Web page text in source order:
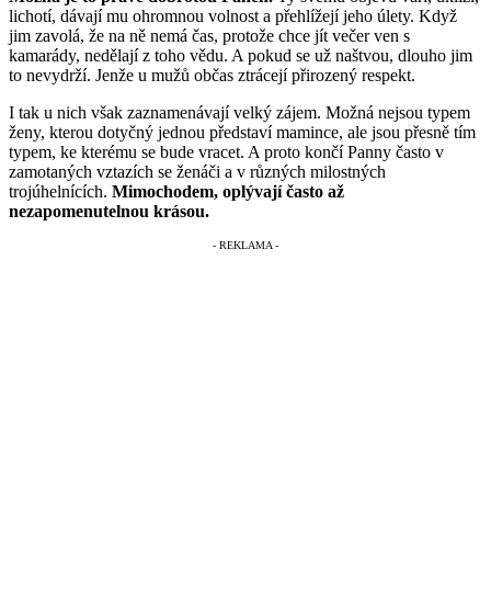
lichotí, dávají mu ohromnou volnost a přehlížejí jeho úlety. Když
jim zavolá, že na ně nemá čas, protože chce jít večer ven s
kamarády, nedělají z toho vědu. A pokud se už naštvou, dlouho jim
to nevydrží. Jenže u mužů občas ztrácejí přirozený respekt.
I tak u nich však zaznamenávají velký zájem. Možná nejsou typem
ženy, kterou dotyčný jednou představí mamince, ale jsou přesně tím
typem, ke kterému se bude vracet. A proto končí Panny často v
zamotaných vztazích se ženáči a v různých milostných
trojúhelnících. Mimochodem, oplývají často až
nezapomenutelnou krásou.